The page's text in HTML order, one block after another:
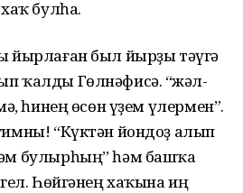
булһа.
йырлаған был йырҙы тәүгә
ҡалды Гөлнәфисә. “Әжәл­
һинең өсөн үҙем үлермен”.
“Күктән йондоҙ алып
булырһың” һәм башҡа
Һөйгәнең хаҡына иң